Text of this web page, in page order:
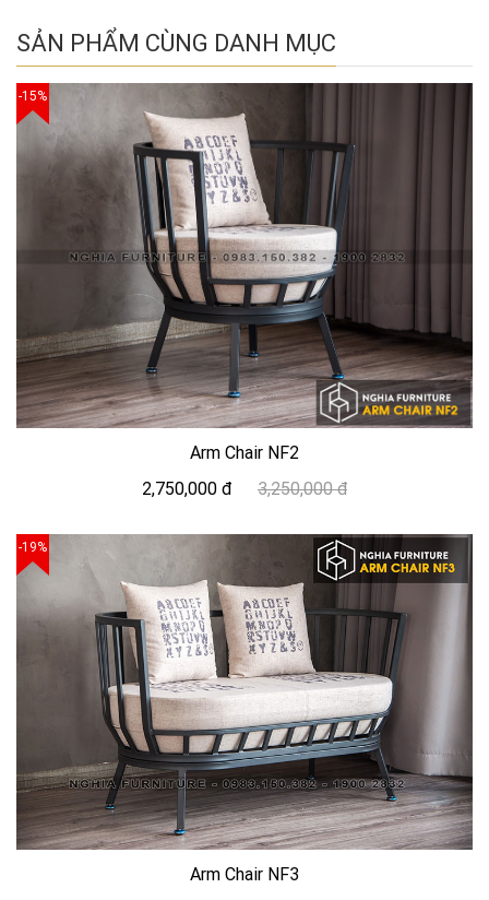
SẢN PHẨM CÙNG DANH MỤC
-15%
Arm Chair NF2
2,750,000 đ
3,250,000 đ
-19%
Arm Chair NF3